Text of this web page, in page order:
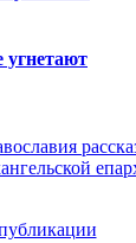
угнетают